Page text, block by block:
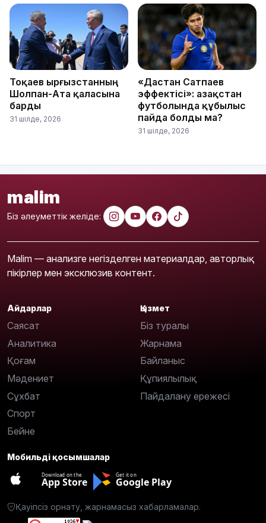
Тоқаев Қырғызстанның
Шолпан-Ата қаласына
барды
31 шілде, 2026
«Дастан Сатпаев
эффектісі»: Қазақстан
футболында құбылыс
пайда болды ма?
31 шілде, 2026
malim
Біз әлеуметтік желіде:
Malim — анализге негізделген материалдар, авторлық
пікірлер мен эксклюзив контент.
Айдарлар
Саясат
Аналитика
Қоғам
Мәдениет
Сұхбат
Спорт
Бейне
Қызмет
Біз туралы
Жарнама
Байланыс
Құпиялылық
Пайдалану ережесі
Мобильді қосымшалар
Download on the
App Store
Get it on
Google Play
Қауіпсіз орнату, жарнамасыз хабарламалар.